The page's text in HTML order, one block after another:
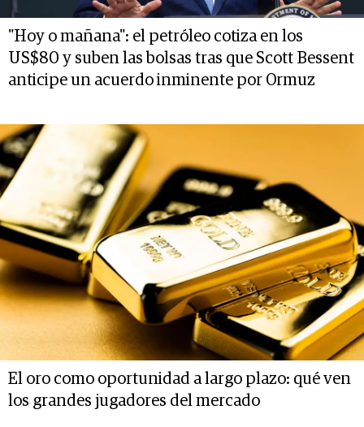
"Hoy o mañana": el petróleo cotiza en los
US$80 y suben las bolsas tras que Scott Bessent
anticipe un acuerdo inminente por Ormuz
El oro como oportunidad a largo plazo: qué ven
los grandes jugadores del mercado